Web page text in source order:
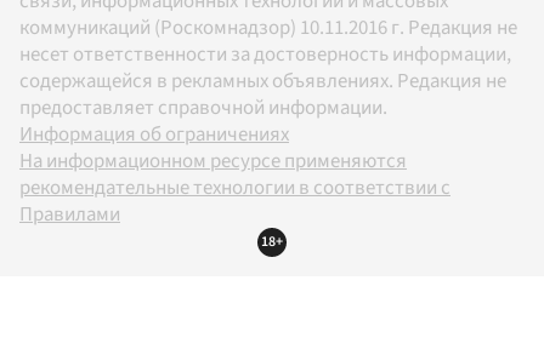
коммуникаций (Роскомнадзор) 10.11.2016 г. Редакция не
несет ответственности за достоверность информации,
содержащейся в рекламных объявлениях. Редакция не
предоставляет справочной информации.
Информация об ограничениях
На информационном ресурсе применяются
рекомендательные технологии в соответствии с
Правилами
18+